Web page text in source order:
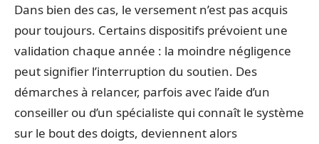
Dans bien des cas, le versement n’est pas acquis
pour toujours. Certains dispositifs prévoient une
validation chaque année : la moindre négligence
peut signifier l’interruption du soutien. Des
démarches à relancer, parfois avec l’aide d’un
conseiller ou d’un spécialiste qui connaît le système
sur le bout des doigts, deviennent alors